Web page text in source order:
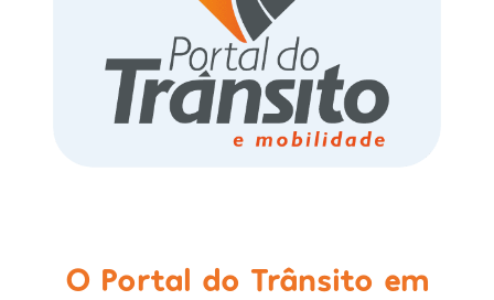
O Portal do Trânsito em